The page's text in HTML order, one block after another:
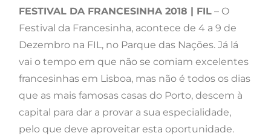
FESTIVAL DA FRANCESINHA 2018 | FIL – O
Festival da Francesinha, acontece de 4 a 9 de
Dezembro na FIL, no Parque das Nações. Já lá
vai o tempo em que não se comiam excelentes
francesinhas em Lisboa, mas não é todos os dias
que as mais famosas casas do Porto, descem à
capital para dar a provar a sua especialidade,
pelo que deve aproveitar esta oportunidade.